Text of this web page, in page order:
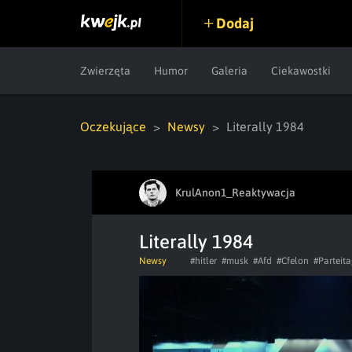
Dodaj
Zwierzęta Humor Galeria Ciekawostki
Oczekujące Newsy Literally 1984
KrulAnon1_Reaktywacja
Literally 1984
Newsy #hitler #musk #Afd #Cfelon